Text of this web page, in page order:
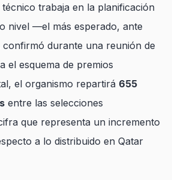
trabaja en la planificación
nivel —el más esperado, ante
durante una reunión de
el esquema de premios
el organismo repartirá 655
entre las selecciones
que representa un incremento
a lo distribuido en Qatar